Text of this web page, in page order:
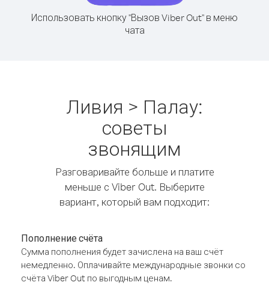
Использовать кнопку "Вызов Viber Out" в меню
чата
Ливия > Палау:
советы
звонящим
Разговаривайте больше и платите
меньше с Viber Out. Выберите
вариант, который вам подходит:
Пополнение счёта
Сумма пополнения будет зачислена на ваш счёт
немедленно. Оплачивайте международные звонки со
счёта Viber Out по выгодным ценам.